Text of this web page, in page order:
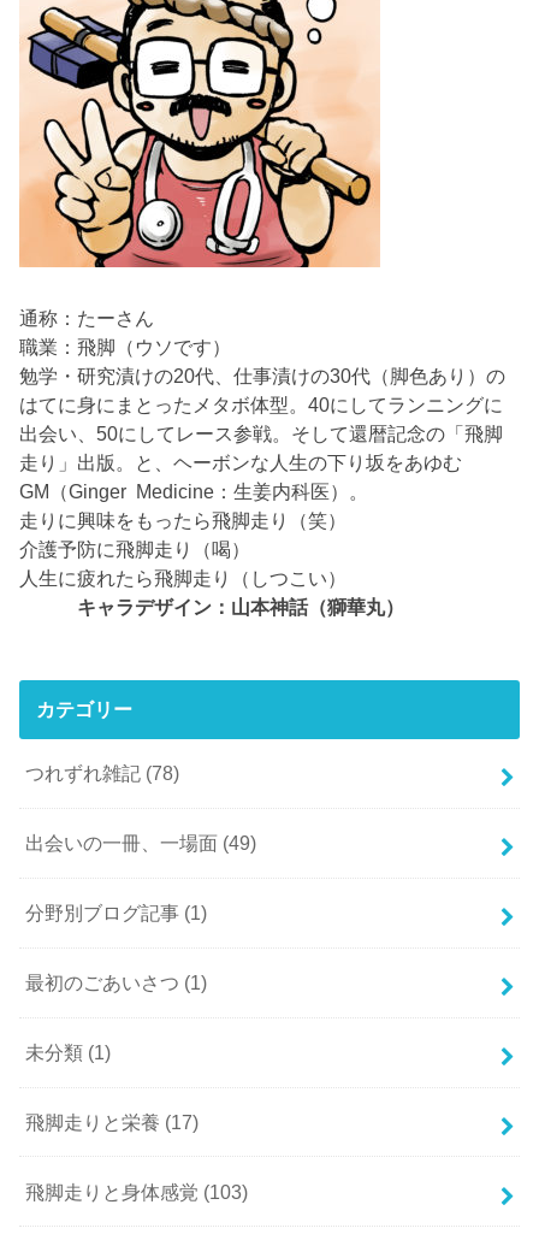
通称：たーさん
職業：飛脚（ウソです）
勉学・研究漬けの20代、仕事漬けの30代（脚色あり）の
はてに身にまとったメタボ体型。40にしてランニングに
出会い、50にしてレース参戦。そして還暦記念の「飛脚
走り」出版。と、ヘーボンな人生の下り坂をあゆむ
GM（Ginger Medicine：生姜内科医）。
走りに興味をもったら飛脚走り（笑）
介護予防に飛脚走り（喝）
人生に疲れたら飛脚走り（しつこい）
キャラデザイン：山本神話（獅華丸）
カテゴリー
つれずれ雑記 (78)
出会いの一冊、一場面 (49)
分野別ブログ記事 (1)
最初のごあいさつ (1)
未分類 (1)
飛脚走りと栄養 (17)
飛脚走りと身体感覚 (103)